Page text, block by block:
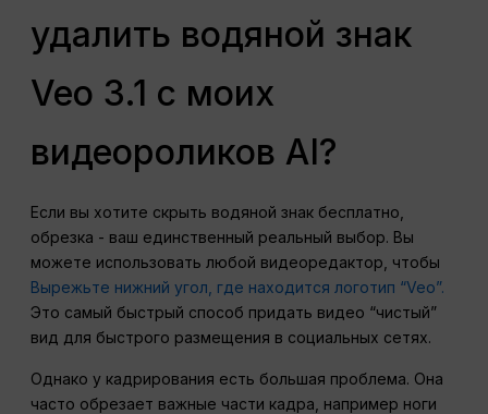
удалить водяной знак
Veo 3.1 с моих
видеороликов AI?
Если вы хотите скрыть водяной знак бесплатно,
обрезка - ваш единственный реальный выбор. Вы
можете использовать любой видеоредактор, чтобы
Вырежьте нижний угол, где находится логотип “Veo”.
Это самый быстрый способ придать видео “чистый”
вид для быстрого размещения в социальных сетях.
Однако у кадрирования есть большая проблема. Она
часто обрезает важные части кадра, например ноги